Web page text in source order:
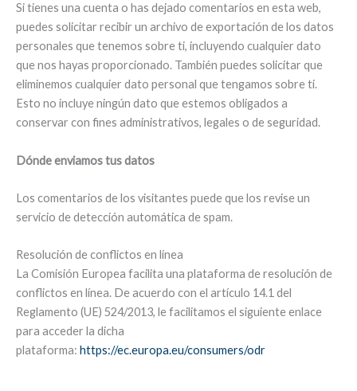
Si tienes una cuenta o has dejado comentarios en esta web,
puedes solicitar recibir un archivo de exportación de los datos
personales que tenemos sobre ti, incluyendo cualquier dato
que nos hayas proporcionado. También puedes solicitar que
eliminemos cualquier dato personal que tengamos sobre ti.
Esto no incluye ningún dato que estemos obligados a
conservar con fines administrativos, legales o de seguridad.
Dónde enviamos tus datos
Los comentarios de los visitantes puede que los revise un
servicio de detección automática de spam.
Resolución de conflictos en línea
La Comisión Europea facilita una plataforma de resolución de
conflictos en línea. De acuerdo con el artículo 14.1 del
Reglamento (UE) 524/2013, le facilitamos el siguiente enlace
para acceder la dicha
plataforma: https://ec.europa.eu/consumers/odr